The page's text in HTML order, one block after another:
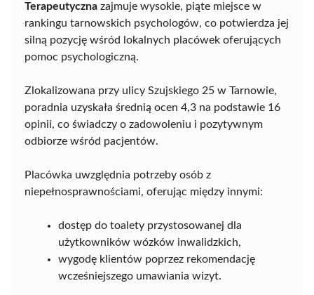
Terapeutyczna zajmuje wysokie, piąte miejsce w
rankingu tarnowskich psychologów, co potwierdza jej
silną pozycję wśród lokalnych placówek oferujących
pomoc psychologiczną.
Zlokalizowana przy ulicy Szujskiego 25 w Tarnowie,
poradnia uzyskała średnią ocen 4,3 na podstawie 16
opinii, co świadczy o zadowoleniu i pozytywnym
odbiorze wśród pacjentów.
Placówka uwzględnia potrzeby osób z
niepełnosprawnościami, oferując między innymi:
dostęp do toalety przystosowanej dla
użytkowników wózków inwalidzkich,
wygodę klientów poprzez rekomendację
wcześniejszego umawiania wizyt.